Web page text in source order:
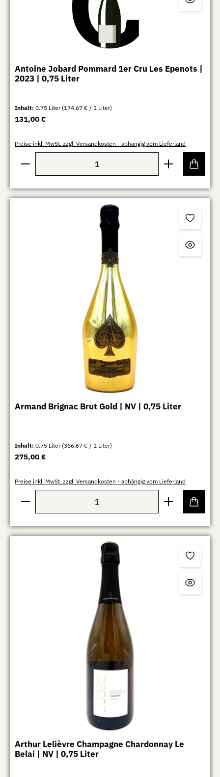
Antoine Jobard Pommard 1er Cru Les Epenots |
2023 | 0,75 Liter
Inhalt:0.75 Liter (174,67 € / 1 Liter)
Regulärer Preis:
131,00 €
Preise inkl. MwSt. zzgl. Versandkosten - abhängig vom Lieferland
Produkt Anzahl: Gib den gewünschten Wert ein
Armand Brignac Brut Gold | NV | 0,75 Liter
Inhalt:0.75 Liter (366,67 € / 1 Liter)
Regulärer Preis:
275,00 €
Preise inkl. MwSt. zzgl. Versandkosten - abhängig vom Lieferland
Produkt Anzahl: Gib den gewünschten Wert ein
Arthur Lelièvre Champagne Chardonnay Le
Belai | NV | 0,75 Liter